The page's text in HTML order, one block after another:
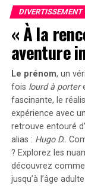
engagement
En2023, les
des acquisitions
seulement 68%
d’installer
leurs employés
l’électricité
compte dans le
un abattement
avec un plafond
l’année
DIVERTISSEMENT
« À la
aventure
Le prénom, un
fois lourd à porter
fascinante, le
expérience avec
retrouve entouré
alias : Hugo D..
? Explorez les
découvrez
jusqu’à l’âge